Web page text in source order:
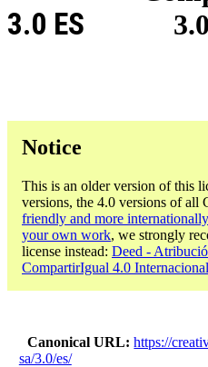
3.0 ES
Notice
This is an older version of this
versions, the 4.0 versions of all
friendly and more
your own work, we strongly
license instead: Deed -
CompartirIgual 4.0 Internacional
Canonical URL
https://
sa/3.0/es/